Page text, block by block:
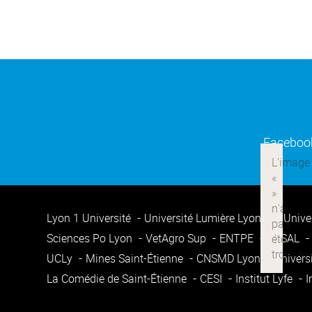
Lyon 1 Université Université Lumière Lyon 2
Sciences Po Lyon
VetAgro Sup ENTPE ENSAL
UCLy
Mines Saint-Étienne CNSMD Lyon
La Comédie de Saint-Étienne
CESI Institut Lyfe